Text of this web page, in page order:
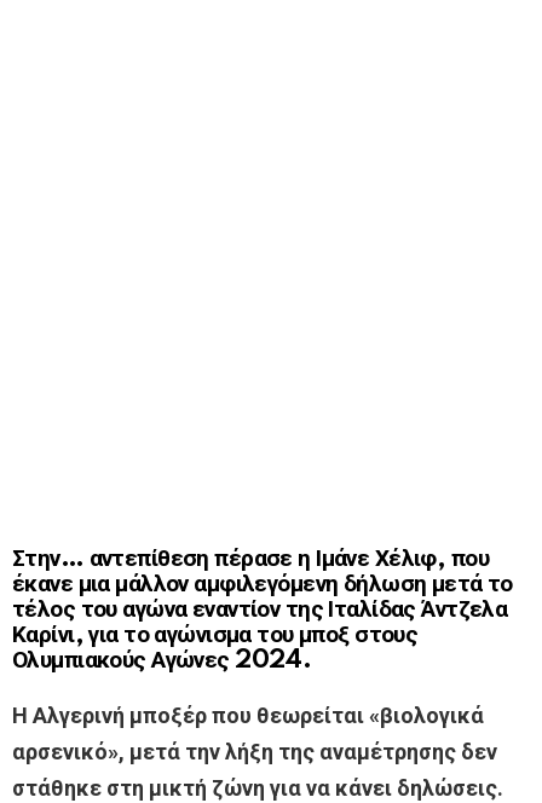
Στην… αντεπίθεση πέρασε η Ιμάνε Χέλιφ, που
έκανε μια μάλλον αμφιλεγόμενη δήλωση μετά το
τέλος του αγώνα εναντίον της Ιταλίδας Άντζελα
Καρίνι, για το αγώνισμα του μποξ στους
Ολυμπιακούς Αγώνες 2024.
Η Αλγερινή μποξέρ που θεωρείται «βιολογικά
αρσενικό», μετά την λήξη της αναμέτρησης δεν
στάθηκε στη μικτή ζώνη για να κάνει δηλώσεις.